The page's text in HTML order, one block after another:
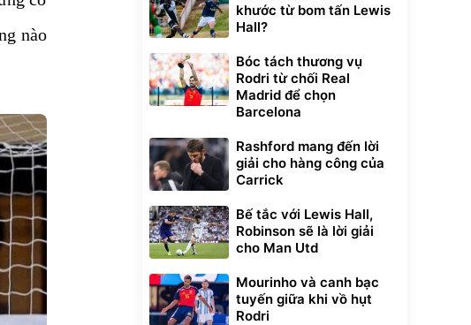
nào
khước từ bom tấn Lewis
Hall?
Bóc tách thương vụ
Rodri từ chối Real
Madrid để chọn
Barcelona
Rashford mang đến lời
giải cho hàng công của
Carrick
Bế tắc với Lewis Hall,
Robinson sẽ là lời giải
cho Man Utd
Mourinho và canh bạc
tuyến giữa khi vồ hụt
Rodri